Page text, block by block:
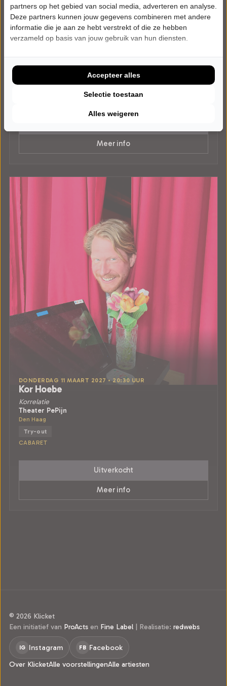
DINSDAG 16 FEBRUARI 2027 • 20:30 UUR
Kor Hoebe
Korrelatie
Theater PePijn
Try-out
Meer info
DONDERDAG 11 MAART 2027 • 20:30 UUR
Kor Hoebe
Korrelatie
Theater PePijn
Den Haag
Try-out
CABARET
Uitverkocht
Meer info
© 2026 Klicket
Een initiatief van ProActs en Fine Label | Realisatie: redwebs
IG Instagram FB Facebook
Over KlicketAlle voorstellingenAlle artiesten
partners op het gebied van social media, adverteren en analyse.
Deze partners kunnen jouw gegevens combineren met andere
informatie die je aan ze hebt verstrekt of die ze hebben
verzameld op basis van jouw gebruik van hun diensten.
Alles weigeren
Selectie toestaan
Accepteer alles